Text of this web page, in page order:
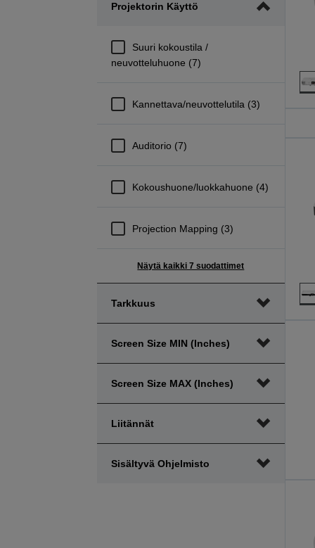
pienintä
suurinta
Projektorin Käyttö
Suuri kokoustila /
neuvotteluhuone (7)
Kannettava/neuvottelutila (3)
Auditorio (7)
Kokoushuone/luokkahuone (4)
Projection Mapping (3)
Näytä kaikki 7 suodattimet
Tarkkuus
Screen Size MIN (inches)
Screen Size MAX (inches)
Liitännät
Sisältyvä Ohjelmisto